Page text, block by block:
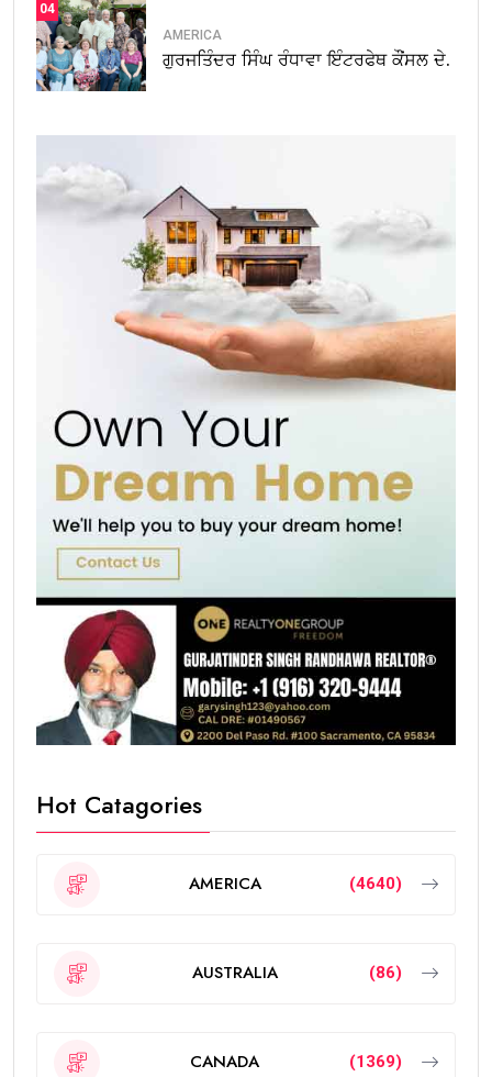
04
AMERICA
ਗੁਰਜਤਿੰਦਰ ਸਿੰਘ ਰੰਧਾਵਾ ਇੰਟਰਫੇਥ ਕੌਂਸਲ ਦੇ.
Hot Catagories
AMERICA (4640)
AUSTRALIA (86)
CANADA (1369)